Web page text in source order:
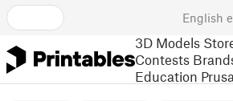
English
3D Models
Contests
Education